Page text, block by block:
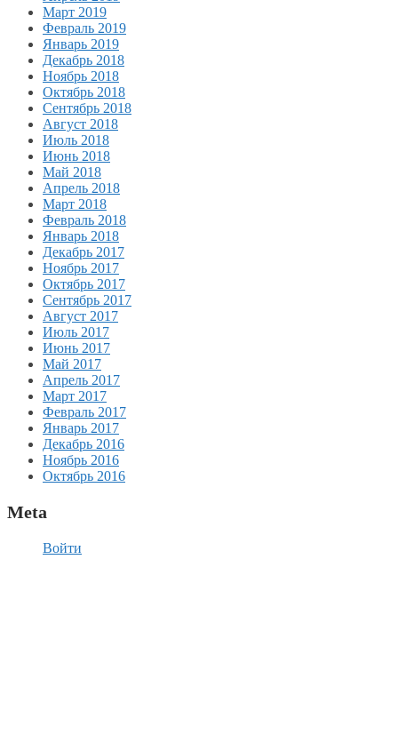
Март 2019
Февраль 2019
Январь 2019
Декабрь 2018
Ноябрь 2018
Октябрь 2018
Сентябрь 2018
Август 2018
Июль 2018
Июнь 2018
Май 2018
Апрель 2018
Март 2018
Февраль 2018
Январь 2018
Декабрь 2017
Ноябрь 2017
Октябрь 2017
Сентябрь 2017
Август 2017
Июль 2017
Июнь 2017
Май 2017
Апрель 2017
Март 2017
Февраль 2017
Январь 2017
Декабрь 2016
Ноябрь 2016
Октябрь 2016
Meta
Войти